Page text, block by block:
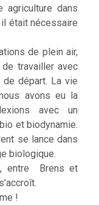
agriculture dans
était nécessaire
de plein air,
travailler avec
départ. La vie
avons eu la
avec un
et biodynamie.
se lance dans
biologique.
entre Brens et
!